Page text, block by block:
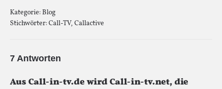
Kategorie:Blog
Stichwörter:Call-TV, Callactive
7 Antworten
Aus Call-in-tv.de wird Call-in-tv.net, die